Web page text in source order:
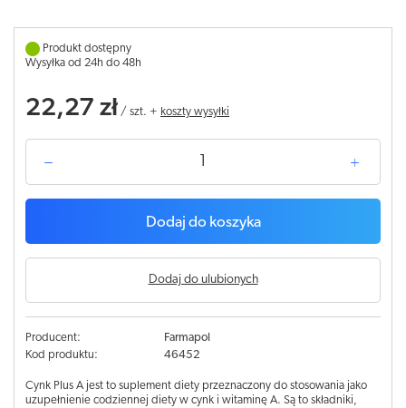
Produkt dostępny
Wysyłka od 24h do 48h
22,27 zł / szt. + koszty wysyłki
Dodaj do koszyka
Dodaj do ulubionych
Producent:
Farmapol
Kod produktu:
46452
Cynk Plus A jest to suplement diety przeznaczony do stosowania jako
uzupełnienie codziennej diety w cynk i witaminę A. Są to składniki,